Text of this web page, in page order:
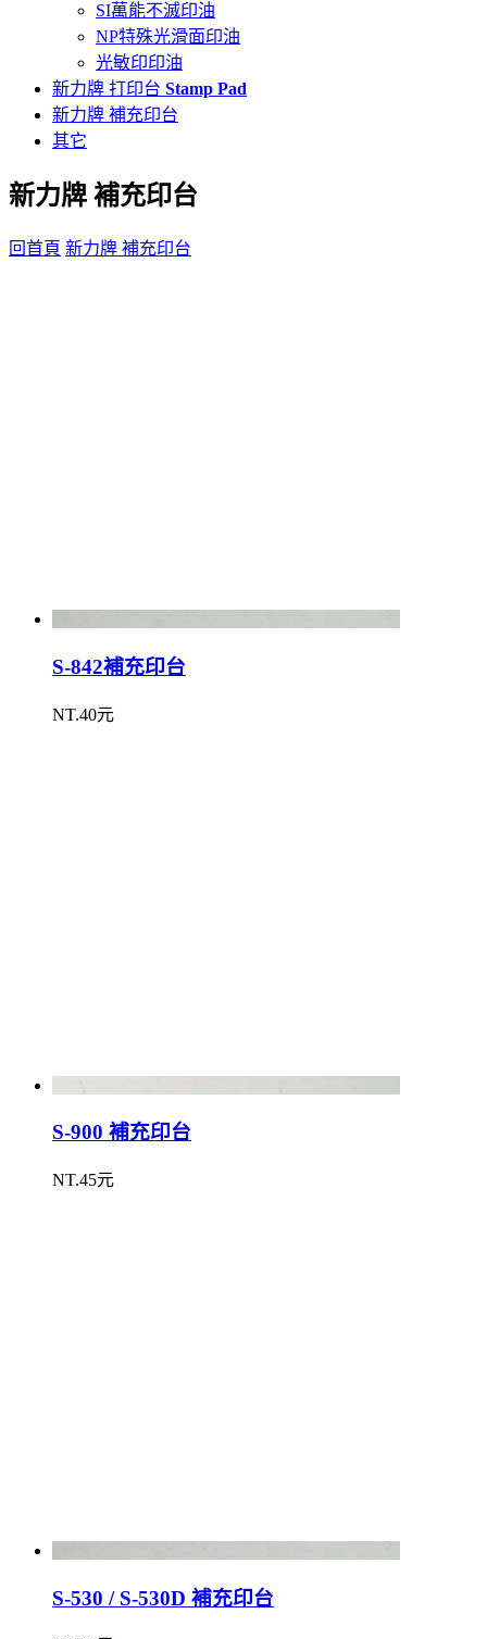
SI萬能不滅印油
NP特殊光滑面印油
光敏印印油
新力牌 打印台 Stamp Pad
新力牌 補充印台
其它
新力牌 補充印台
回首頁 新力牌 補充印台
S-842補充印台
NT.40元
S-900 補充印台
NT.45元
S-530 / S-530D 補充印台